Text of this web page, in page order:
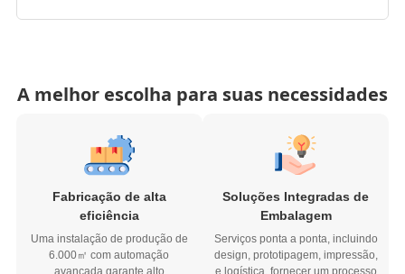
A melhor escolha para suas necessidades
Fabricação de alta
eficiência
Uma instalação de produção de
6.000㎡ com automação
Soluções Integradas de
Embalagem
Serviços ponta a ponta, incluindo
design, prototipagem, impressão,